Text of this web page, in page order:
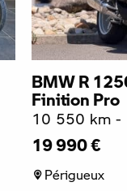
BMW R
Finition Pro
10 550 km
19 990 €
Périgueux